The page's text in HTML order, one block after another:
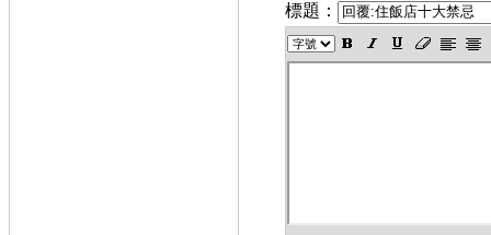
標題：